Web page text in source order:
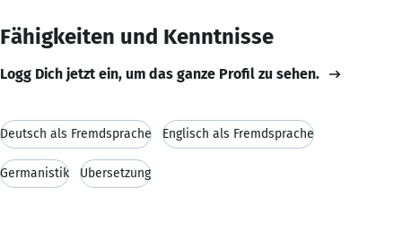
Fähigkeiten und Kenntnisse
Logg Dich jetzt ein, um das ganze Profil zu sehen.
Deutsch als Fremdsprache Englisch als Fremdsprache
Germanistik Übersetzung